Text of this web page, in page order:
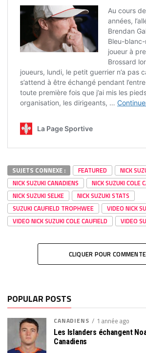
SUJETS CONNEXE : FEATURED
NICK
NICK SUZUKI CANADIENS
NICK SUZUKI COLE
NICK SUZUKI SELKE
NICK SUZUKI STATS
SUZUKI CAUFIELD TROPHWEE
VIDEO NICK
VIDEO NICK SUZUKI COLE CAUFIELD
VIDEO
CLIQUER POUR
POPULAR POSTS
CANADIENS 1 année ago
Les Islanders échangent
Canadiens